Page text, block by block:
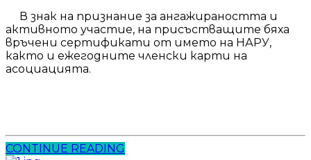
В знак на признание за ангажираността и
активното участие, на присъстващите бяха
връчени сертификати от името на НАРУ,
както и ежегодните членски карти на
асоциацията.
CONTINUE READING